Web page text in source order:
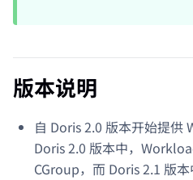
版本说明
自 Doris 2.0 版本开始提
Doris 2.0 版本中，
CGroup，而 Doris 2.1 版本